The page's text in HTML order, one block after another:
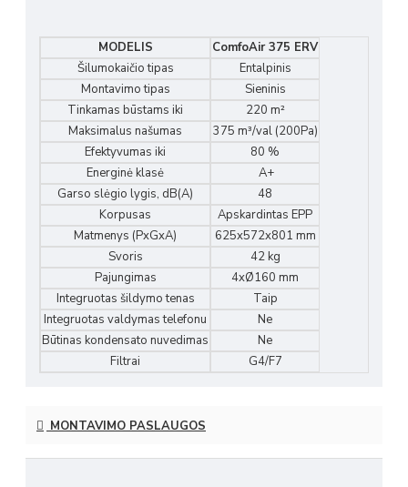
MODELIS
ComfoAir 375 ERV
Šilumokaičio tipas
Entalpinis
Montavimo tipas
Sieninis
Tinkamas būstams iki
220 m²
Maksimalus našumas
375 m³/val (200Pa)
Efektyvumas iki
80 %
Energinė klasė
A+
Garso slėgio lygis, dB(A)
48
Korpusas
Apskardintas EPP
Matmenys (PxGxA)
625x572x801 mm
Svoris
42 kg
Pajungimas
4xØ160 mm
Integruotas šildymo tenas
Taip
Integruotas valdymas telefonu
Ne
Būtinas kondensato nuvedimas
Ne
Filtrai
G4/F7
MONTAVIMO PASLAUGOS